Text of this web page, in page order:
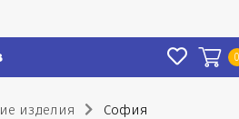
изделия София